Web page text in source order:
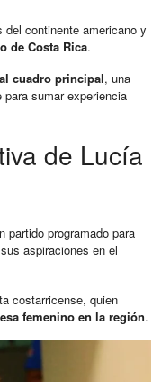
del continente americano y
de Costa Rica.
cuadro principal, una
sumar experiencia
de Lucía
partido programado para
aspiraciones en el
costarricense, quien
femenino en la región.